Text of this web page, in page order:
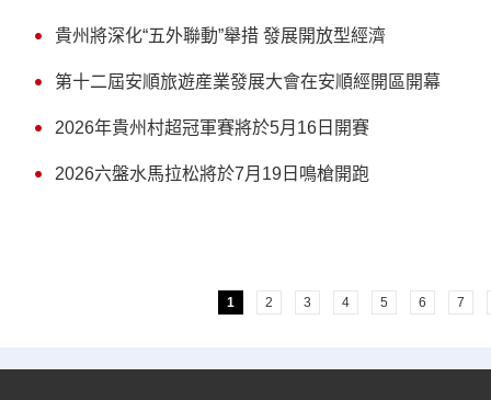
貴州將深化“五外聯動”舉措 發展開放型經濟
第十二屆安順旅遊産業發展大會在安順經開區開幕
2026年貴州村超冠軍賽將於5月16日開賽
2026六盤水馬拉松將於7月19日鳴槍開跑
1 2 3 4 5 6 7